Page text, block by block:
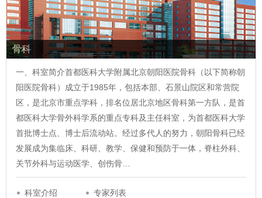
骨科
一、科室简介首都医科大学附属北京朝阳医院骨科（以下简称朝
阳医院骨科）成立于1985年，包括本部、石景山院区和常营院
区，是北京市重点学科，排名位居北京地区骨科第一方队，是首
都医科大学骨外科学系的重点专科及主任科室，为首都医科大学
首批博士点、博士后流动站。经过多代人的努力，朝阳骨科已经
发展成为集临床、科研、教学、保健和预防于一体，脊柱外科、
关节外科与运动医学、创伤骨…
科室介绍 专家列表